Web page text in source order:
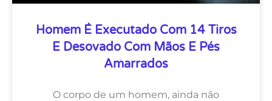
Homem É Executado Com 14 Tiros
E Desovado Com Mãos E Pés
Amarrados
O corpo de um homem, ainda não